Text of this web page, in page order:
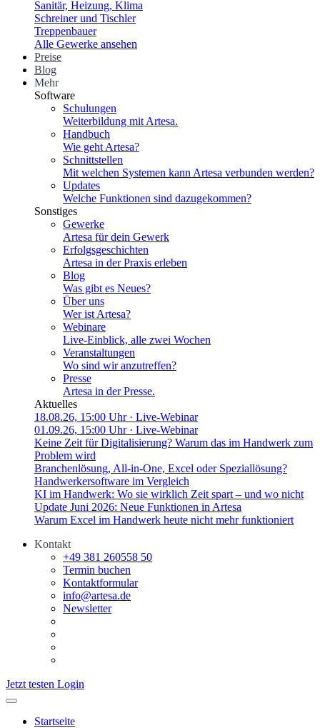
Sanitär, Heizung, Klima
Schreiner und Tischler
Treppenbauer
Alle Gewerke ansehen
Preise
Blog
Mehr
Software
Schulungen
Weiterbildung mit Artesa.
Handbuch
Wie geht Artesa?
Schnittstellen
Mit welchen Systemen kann Artesa verbunden werden?
Updates
Welche Funktionen sind dazugekommen?
Sonstiges
Gewerke
Artesa für dein Gewerk
Erfolgsgeschichten
Artesa in der Praxis erleben
Blog
Was gibt es Neues?
Über uns
Wer ist Artesa?
Webinare
Live-Einblick, alle zwei Wochen
Veranstaltungen
Wo sind wir anzutreffen?
Presse
Artesa in der Presse.
Aktuelles
18.08.26, 15:00 Uhr· Live-Webinar
01.09.26, 15:00 Uhr· Live-Webinar
Keine Zeit für Digitalisierung? Warum das im Handwerk zum
Problem wird
Branchenlösung, All-in-One, Excel oder Speziallösung?
Handwerkersoftware im Vergleich
KI im Handwerk: Wo sie wirklich Zeit spart – und wo nicht
Update Juni 2026: Neue Funktionen in Artesa
Warum Excel im Handwerk heute nicht mehr funktioniert
Kontakt
+49 381 260558 50
Termin buchen
Kontaktformular
info@artesa.de
Newsletter
Jetzt testen Login
Startseite